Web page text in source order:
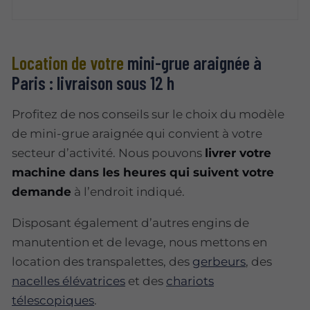
Location de votre mini-grue araignée à
Paris : livraison sous 12 h
Profitez de nos conseils sur le choix du modèle
de mini-grue araignée qui convient à votre
secteur d’activité. Nous pouvons livrer votre
machine dans les heures qui suivent votre
demande à l’endroit indiqué.
Disposant également d’autres engins de
manutention et de levage, nous mettons en
location des transpalettes, des gerbeurs, des
nacelles élévatrices et des chariots
télescopiques.